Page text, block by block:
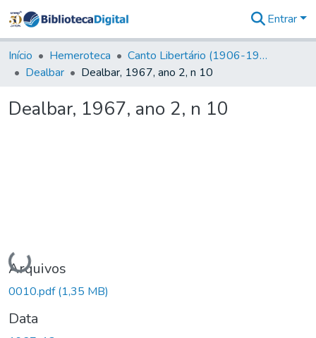
&
Coleções
Tudo na
Digital
Entrar
Início Hemeroteca
Canto Libertário (1906-1995)
Dealbar
Dealbar, 1967, ano 2, n 10
Dealbar, 1967, ano 2, n 10
Carregando...
Arquivos
0010.pdf(1,35 MB)
Data